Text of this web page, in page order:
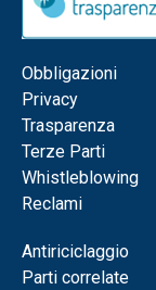
Obbligazioni
Privacy
Trasparenza
Terze Parti
Whistleblowing
Reclami
Antiriciclaggio
Parti correlate